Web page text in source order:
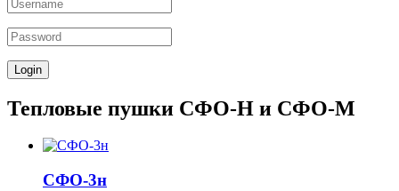
Тепловые пушки СФО-Н и СФО-М
СФО-3н